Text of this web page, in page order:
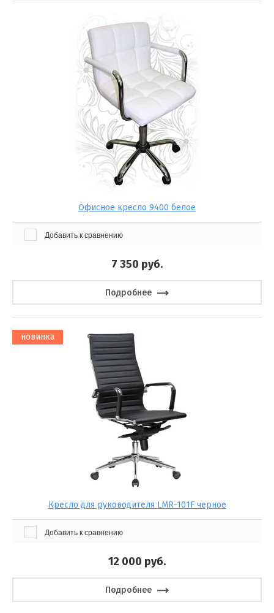
Офисное кресло 9400 белое
Добавить к сравнению
7 350 руб.
Подробнее
новинка
Кресло для руководителя LMR-101F черное
Добавить к сравнению
12 000 руб.
Подробнее